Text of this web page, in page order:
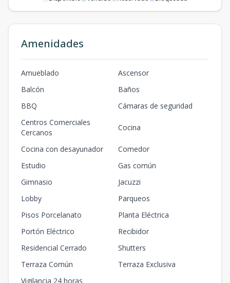
Amenidades
Amueblado
Ascensor
Balcón
Baños
BBQ
Cámaras de seguridad
Centros Comerciales
Cercanos
Cocina
Cocina con desayunador
Comedor
Estudio
Gas común
Gimnasio
Jacuzzi
Lobby
Parqueos
Pisos Porcelanato
Planta Eléctrica
Portón Eléctrico
Recibidor
Residencial Cerrado
Shutters
Terraza Común
Terraza Exclusiva
Vigilancia 24 horas